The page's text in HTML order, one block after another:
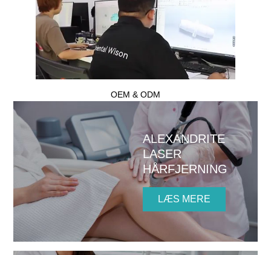
OEM & ODM
ALEXANDRITE
LASER
HÅRFJERNING
LÆS MERE